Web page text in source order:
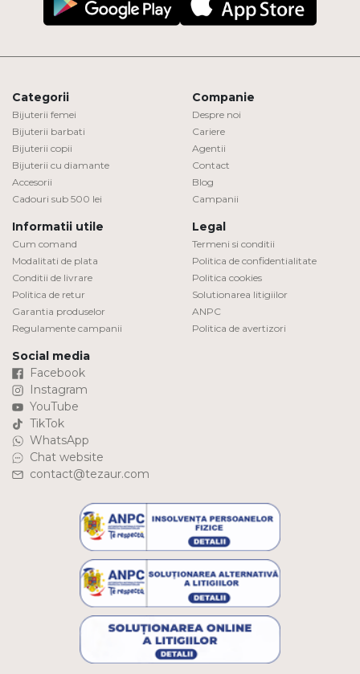
Categorii
Bijuterii femei
Bijuterii barbati
Bijuterii copii
Bijuterii cu diamante
Accesorii
Cadouri sub 500 lei
Companie
Despre noi
Cariere
Agentii
Contact
Blog
Campanii
Informatii utile
Cum comand
Modalitati de plata
Conditii de livrare
Politica de retur
Garantia produselor
Regulamente campanii
Legal
Termeni si conditii
Politica de confidentialitate
Politica cookies
Solutionarea litigiilor
ANPC
Politica de avertizori
Social media
Facebook
Instagram
YouTube
TikTok
WhatsApp
Chat website
contact@tezaur.com